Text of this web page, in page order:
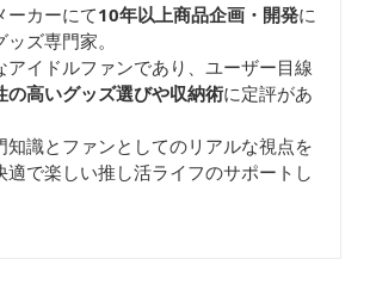
ーカーにて10年以上商品企画・開発に
ズ専門家。
アイドルファンであり、ユーザー目線
の高いグッズ選びや収納術に定評があ
知識とファンとしてのリアルな視点を
適で楽しい推し活ライフのサポートし